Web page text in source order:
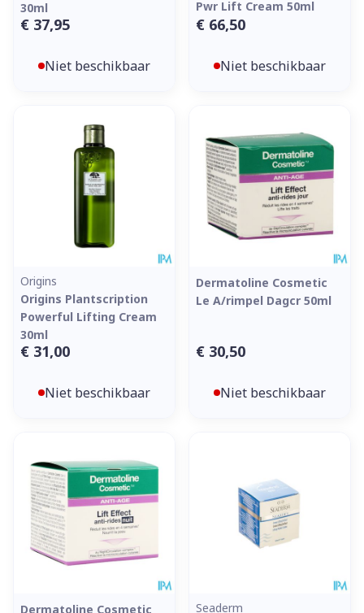
30ml
€ 37,95
Niet beschikbaar
Pwr Lift Cream 50ml
€ 66,50
Niet beschikbaar
Origins
Origins Plantscription
Powerful Lifting Cream
30ml
€ 31,00
Niet beschikbaar
Dermatoline Cosmetic
Le A/rimpel Dagcr 50ml
€ 30,50
Niet beschikbaar
Dermatoline Cosmetic
Seaderm